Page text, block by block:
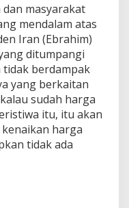
masyarakat
mendalam atas
Iran (Ebrahim)
ditumpangi
berdampak
yang berkaitan
sudah harga
itu, itu akan
harga
tidak ada